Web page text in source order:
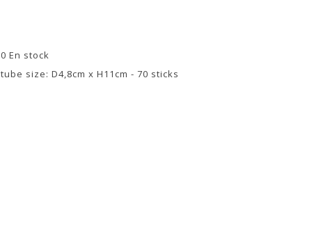
0 En stock
tube size: D4,8cm x H11cm - 70 sticks